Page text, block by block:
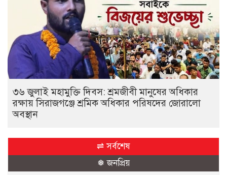
৩৬ জুলাই মহামুক্তি দিবস: শ্রমজীবী মানুষের অধিকার
রক্ষায় সিরাজগঞ্জে শ্রমিক অধিকার পরিষদের জোরালো
অবস্থান
⇌ সর্বশেষ
❅ জনপ্রিয়